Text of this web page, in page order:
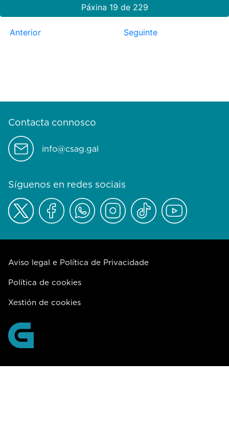
Páxina 19 de 229
Anterior Seguinte
Contacta connosco
info@csag.gal
Síguenos en redes sociais
Aviso legal e Política de Privacidade
Política de cookies
Xestión de cookies